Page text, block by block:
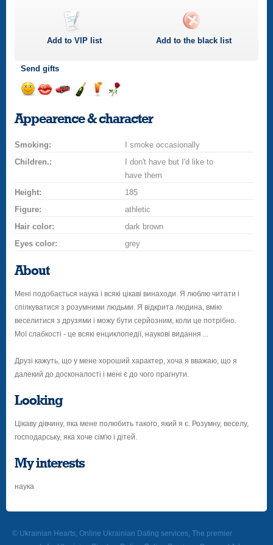
Add toVIP list Add to the black list
Send gifts
smile
a
champagne
drinkflower
Appearence & character
Smoking:
I smoke occasionally
Children.:
I don't have but I'd like to
have them
Height:
185
Figure:
athletic
Hair color:
dark brown
Eyes color:
grey
About
Мені подобається наука і всякі цікаві винаходи. Я люблю читати і
спілкуватися з розумними людьми. Я відкрита людина, вмію
веселитися з друзями і можу бути серйозним, коли це потрібно.
Мої слабкості - це всякі енциклопедії, наукові видання ...
Друзі кажуть, що у мене хороший характер, хоча я вважаю, що я
далекий до досконалості і мені є до чого прагнути.
Looking
Цікаву дівчину, яка мене полюбить такого, який я є. Розумну, веселу,
господарську, яка хоче сім'ю і дітей.
My interests
наука
© Ukrainian Hearts, Online Ukrainian Dating services, The premier